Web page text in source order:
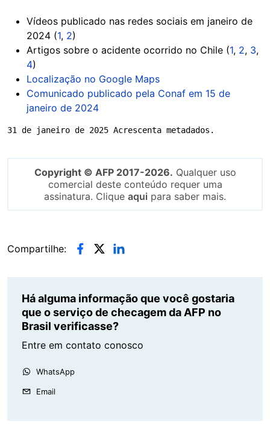
Vídeos publicado nas redes sociais em janeiro de
2024 (1, 2)
Artigos sobre o acidente ocorrido no Chile (1, 2, 3,
4)
Localização no Google Maps
Comunicado publicado pela Conaf em 15 de
janeiro de 2024
31 de janeiro de 2025 Acrescenta metadados.
Copyright © AFP 2017-2026. Qualquer uso
comercial deste conteúdo requer uma
assinatura. Clique aqui para saber mais.
Compartilhe:
Há alguma informação que você gostaria
que o serviço de checagem da AFP no
Brasil verificasse?
Entre em contato conosco
WhatsApp
Email